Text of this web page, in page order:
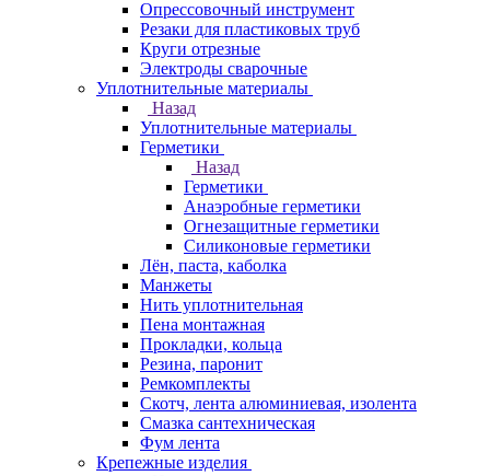
Опрессовочный инструмент
Резаки для пластиковых труб
Круги отрезные
Электроды сварочные
Уплотнительные материалы
Назад
Уплотнительные материалы
Герметики
Назад
Герметики
Анаэробные герметики
Огнезащитные герметики
Силиконовые герметики
Лён, паста, каболка
Манжеты
Нить уплотнительная
Пена монтажная
Прокладки, кольца
Резина, паронит
Ремкомплекты
Скотч, лента алюминиевая, изолента
Смазка сантехническая
Фум лента
Крепежные изделия